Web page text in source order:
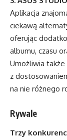
Aplikacja
ciekawą
oferując
albumu, czasu
Umożliwia
z
na nie różnego
Rywale
Trzy